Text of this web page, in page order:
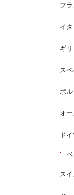
フラ
イタ
ギリ
ス
ポ
オ
ド
スイ